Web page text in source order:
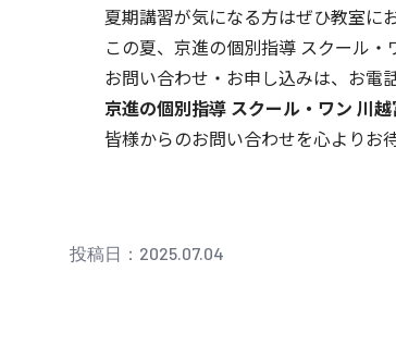
夏期講習が気になる方はぜひ教室に
この夏、京進の個別指導 スクール
お問い合わせ・お申し込みは、お電
京進の個別指導 スクール・ワン 川
皆様からのお問い合わせを心よりお
投稿日：2025.07.04